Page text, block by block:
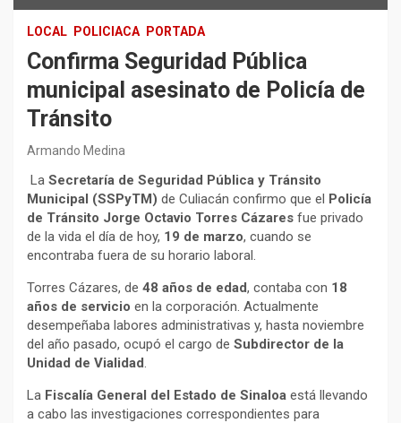
LOCAL POLICIACA PORTADA
Confirma Seguridad Pública
municipal asesinato de Policía de
Tránsito
Armando Medina
La Secretaría de Seguridad Pública y Tránsito
Municipal (SSPyTM) de Culiacán confirmo que el Policía
de Tránsito Jorge Octavio Torres Cázares fue privado
de la vida el día de hoy, 19 de marzo, cuando se
encontraba fuera de su horario laboral.
Torres Cázares, de 48 años de edad, contaba con 18
años de servicio en la corporación. Actualmente
desempeñaba labores administrativas y, hasta noviembre
del año pasado, ocupó el cargo de Subdirector de la
Unidad de Vialidad.
La Fiscalía General del Estado de Sinaloa está llevando
a cabo las investigaciones correspondientes para